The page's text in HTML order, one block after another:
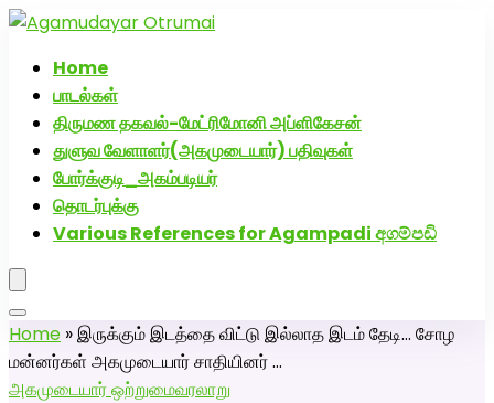
Home
பாடல்கள்
திருமண தகவல்-மேட்ரிமோனி அப்ளிகேசன்
துளுவ வேளாளர்(அகமுடையார்) பதிவுகள்
போர்க்குடி_அகம்படியர்
தொடர்புக்கு
Various References for Agampadi අගම්පඩි
Home »இருக்கும் இடத்தை விட்டு இல்லாத இடம் தேடி… சோழ
மன்னர்கள் அகமுடையார் சாதியினர் …
அகமுடையார் ஒற்றுமைவரலாறு
அகமுடையார் திருமண வரன்களுக்கு அகமுடையார்மேட்ரி-பெண்